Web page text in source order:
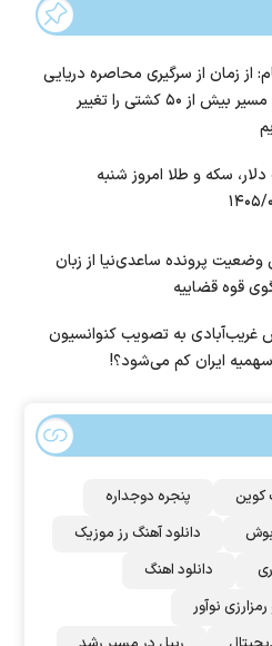
از زمان از سرگیری محاصره دریایی
ایران، مسیر بیش از ۵۰ کشتی را تغییر
سکه و طلا امروز شنبه
۱۷
وضعیت پرونده ساعدی‌نیا از زبان
قوه قضاییه
غریب‌آبادی به تصویب کنوانسیون
ایران کم می‌شود؟!
کوین
پنجره دوجداره
بوش
دانلود آهنگ رز‌ موزیک
دانلود اهنگ
نوآور